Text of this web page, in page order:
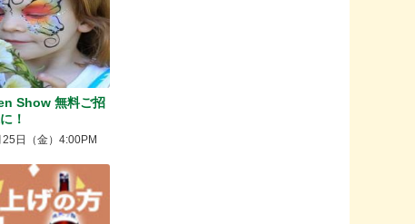
Show 無料ご招
！
日（金）4:00PM